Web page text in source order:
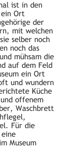
ist in den
Ort
der
mit welchen
selber noch
noch das
mühsam die
auf dem Feld
ein Ort
und wundern
Küche
offenem
Waschbrett
Für die
Museum